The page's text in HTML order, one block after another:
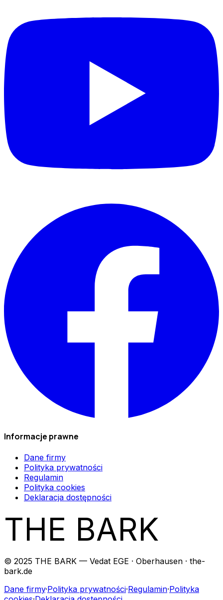
Informacje prawne
Dane firmy
Polityka prywatności
Regulamin
Polityka cookies
Deklaracja dostępności
THE BARK
© 2025 THE BARK — Vedat EGE · Oberhausen · the-
bark.de
Dane firmy·Polityka prywatności·Regulamin·Polityka